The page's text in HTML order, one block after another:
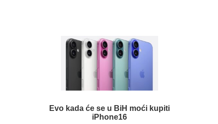
Evo kada će se u BiH moći kupiti
iPhone16